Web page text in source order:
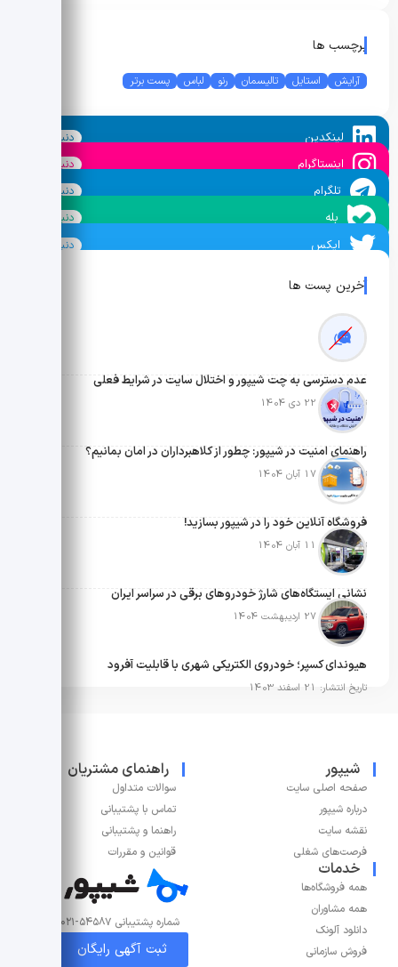
برچسب ها
آرایش استایل تالیسمان رنو لباس پست برتر
لینکدین دنبال کنید
اینستاگرام دنبال کنید
تلگرام دنبال کنید
بله دنبال کنید
ایکس دنبال کنید
آخرین پست ها
عدم دسترسی به چت شیپور و اختلال سایت در شرایط فعلی
تاریخ انتشار: 22 دی 1404
راهنمای امنیت در شیپور: چطور از کلاهبرداران در امان بمانیم؟
تاریخ انتشار: 17 آبان 1404
فروشگاه آنلاین خود را در شیپور بسازید!
تاریخ انتشار: 11 آبان 1404
نشانی ایستگاه‌های شارژ خودروهای برقی در سراسر ایران
تاریخ انتشار: 27 اردیبهشت 1404
هیوندای کسپر؛ خودروی الکتریکی شهری با قابلیت آفرود
تاریخ انتشار: 21 اسفند 1403
شیپور
صفحه اصلی سایت
درباره شیپور
نقشه سایت
فرصت‌های شغلی
راهنمای مشتریان
سوالات متداول
تماس با پشتیبانی
راهنما و پشتیبانی
قوانین و مقررات
خدمات
همه فروشگاه‌ها
همه مشاوران
دانلود آلونک
فروش سازمانی
شماره پشتیبانی ۵۴۵۸۷-۰۲۱
ثبت آگهی رایگان